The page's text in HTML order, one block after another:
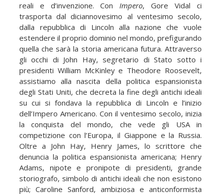
reali e d’invenzione. Con Impero, Gore Vidal ci
trasporta dal diciannovesimo al ventesimo secolo,
dalla repubblica di Lincoln alla nazione che vuole
estendere il proprio dominio nel mondo, prefigurando
quella che sarà la storia americana futura. Attraverso
gli occhi di John Hay, segretario di Stato sotto i
presidenti William McKinley e Theodore Roosevelt,
assistiamo alla nascita della politica espansionista
degli Stati Uniti, che decreta la fine degli antichi ideali
su cui si fondava la repubblica di Lincoln e l’inizio
dell’Impero Americano. Con il ventesimo secolo, inizia
la conquista del mondo, che vede gli USA in
competizione con l’Europa, il Giappone e la Russia.
Oltre a John Hay, Henry James, lo scrittore che
denuncia la politica espansionista americana; Henry
Adams, nipote e pronipote di presidenti, grande
storiografo, simbolo di antichi ideali che non esistono
più; Caroline Sanford, ambiziosa e anticonformista